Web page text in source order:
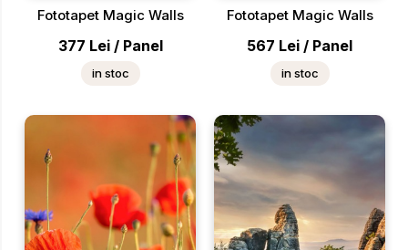
Fototapet Magic Walls
377 Lei / Panel
in stoc
Fototapet Magic Walls
567 Lei / Panel
in stoc